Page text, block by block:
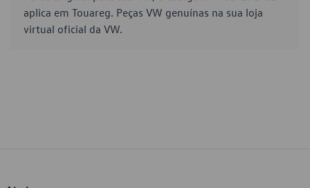
aplica em Touareg. Peças VW genuínas na sua loja
virtual oficial da VW.